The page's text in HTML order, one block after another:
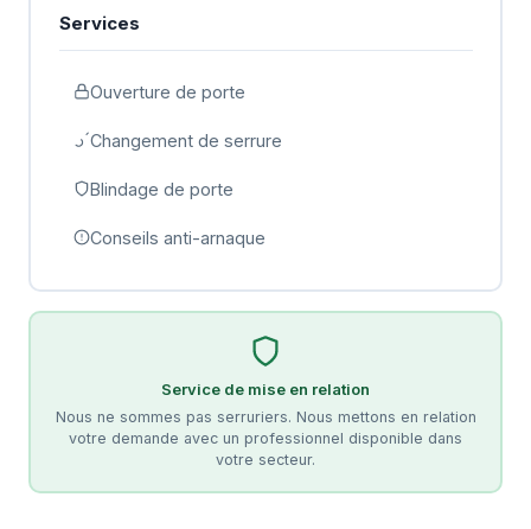
Services
Ouverture de porte
Changement de serrure
Blindage de porte
Conseils anti-arnaque
Service de mise en relation
Nous ne sommes pas serruriers. Nous mettons en relation
votre demande avec un professionnel disponible dans
votre secteur.